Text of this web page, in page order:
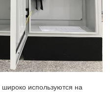
широко используются на